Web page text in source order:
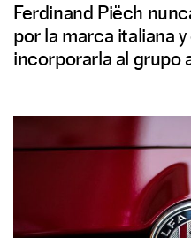
Ferdinand Piëch
por la marca italiana
incorporarla al grupo